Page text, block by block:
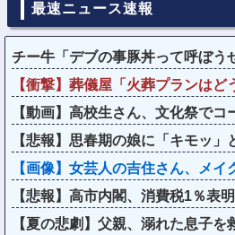
最速ニュース速報
チー牛「デブの事豚丼って呼ぼ
【衝撃】葬儀屋「火葬プランはど
【動画】高校生さん、文化祭でコ
【悲報】思春期の娘に「キモッ」
【画像】女芸人の吉住さん、メイ
【悲報】高市内閣、消費税1％表
【夏の悲劇】父親、溺れた息子を